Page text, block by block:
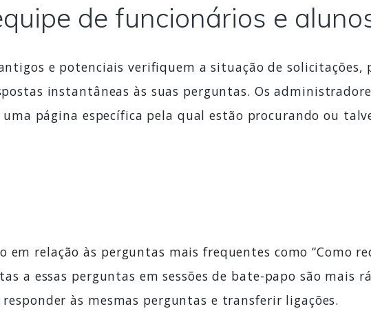
de funcionários e
e potenciais verifiquem a situação de solicitações,
instantâneas às suas perguntas. Os
página específica pela qual estão procurando ou
em relação às perguntas mais frequentes como “Como
a essas perguntas em sessões de bate-papo são mais
às mesmas perguntas e transferir ligações.